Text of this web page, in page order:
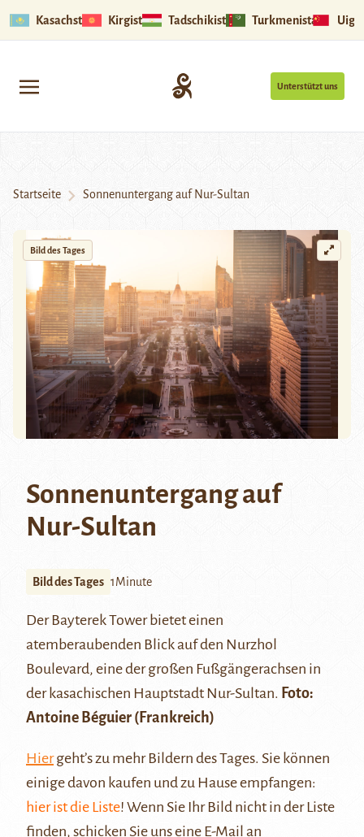
Kasachstan Kirgistan Tadschikistan Turkmenistan
Unterstützt uns
Startseite Sonnenuntergang auf Nur-Sultan
Bild des Tages
Sonnenuntergang auf
Nur-Sultan
Bild des Tages 1Minute
Der Bayterek Tower bietet einen
atemberaubenden Blick auf den Nurzhol
Boulevard, eine der großen Fußgängerachsen in
der kasachischen Hauptstadt Nur-Sultan. Foto:
Antoine Béguier (Frankreich)
Hiergeht’s zu mehr Bildern des Tages. Sie können
einige davon kaufen und zu Hause empfangen:
hier ist die Liste! Wenn Sie Ihr Bild nicht in der Liste
finden, schicken Sie uns eine E-Mail an